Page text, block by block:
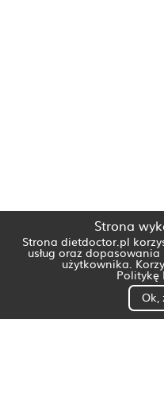
Strona
Strona dietdoctor.pl
usług oraz
użytkownika.
Politykę
Ok,